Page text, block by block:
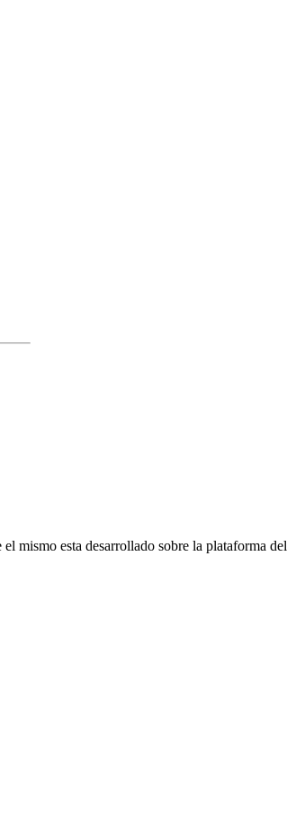
el mismo esta desarrollado sobre la plataforma del